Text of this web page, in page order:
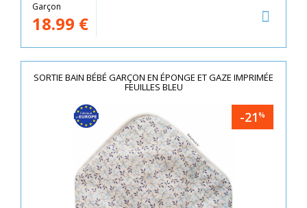
Garçon
18.99 €
SORTIE BAIN BÉBÉ GARÇON EN ÉPONGE ET GAZE IMPRIMÉE
FEUILLES BLEU
-21%